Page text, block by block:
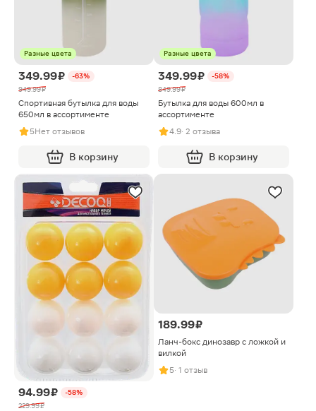
Разные цвета
349.99 ₽
-63%
949.99 ₽
Спортивная бутылка для воды
650мл в ассортименте
5Нет отзывов
В корзину
Разные цвета
349.99 ₽
-58%
849.99 ₽
Бутылка для воды 600мл в
ассортименте
4.9· 2 отзыва
В корзину
94.99 ₽
-58%
229.99 ₽
189.99 ₽
Ланч-бокс динозавр с ложкой и
вилкой
5· 1 отзыв